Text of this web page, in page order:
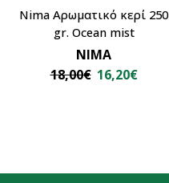
Nima Αρωματικό κερί 250
gr. Ocean mist
NIMA
18,00€ 16,20€